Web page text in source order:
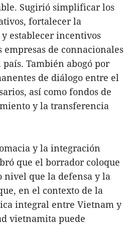
Sugirió simplificar los
fortalecer la
establecer incentivos
empresas de connacionales
También abogó por
de diálogo entre el
así como fondos de
y la transferencia
y la integración
que el borrador coloque
nivel que la defensa y la
en el contexto de la
integral entre Vietnam y
vietnamita puede